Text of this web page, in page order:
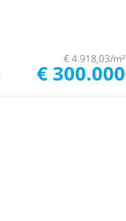
€ 4.918,03/m²
€ 300.000